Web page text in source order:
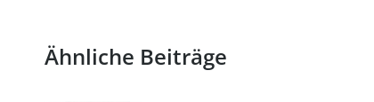
Ähnliche Beiträge